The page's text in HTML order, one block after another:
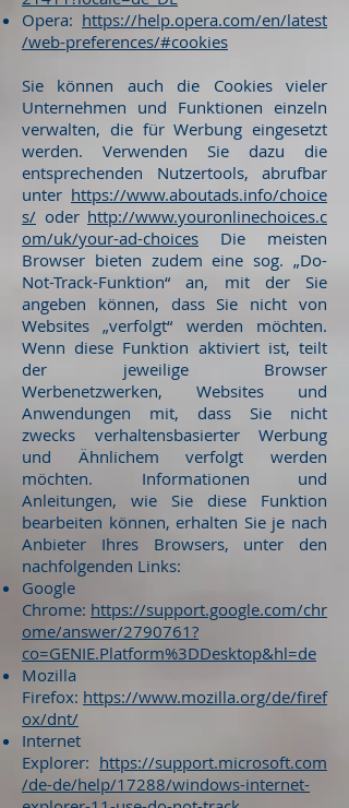
Opera: https://help.opera.com/en/latest
/web-preferences/#cookies
Sie können auch die Cookies vieler
Unternehmen und Funktionen einzeln
verwalten, die für Werbung eingesetzt
werden. Verwenden Sie dazu die
entsprechenden Nutzertools, abrufbar
unter https://www.aboutads.info/choice
s/ oder http://www.youronlinechoices.c
om/uk/your-ad-choices Die meisten
Browser bieten zudem eine sog. „Do-
Not-Track-Funktion“ an, mit der Sie
angeben können, dass Sie nicht von
Websites „verfolgt“ werden möchten.
Wenn diese Funktion aktiviert ist, teilt
der jeweilige Browser
Werbenetzwerken, Websites und
Anwendungen mit, dass Sie nicht
zwecks verhaltensbasierter Werbung
und Ähnlichem verfolgt werden
möchten. Informationen und
Anleitungen, wie Sie diese Funktion
bearbeiten können, erhalten Sie je nach
Anbieter Ihres Browsers, unter den
nachfolgenden Links:
Google
Chrome: https://support.google.com/chr
ome/answer/2790761?
co=GENIE.Platform%3DDesktop&hl=de
Mozilla
Firefox: https://www.mozilla.org/de/firef
ox/dnt/
Internet
Explorer: https://support.microsoft.com
/de-de/help/17288/windows-internet-